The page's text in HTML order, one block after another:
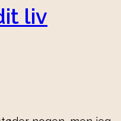
liv